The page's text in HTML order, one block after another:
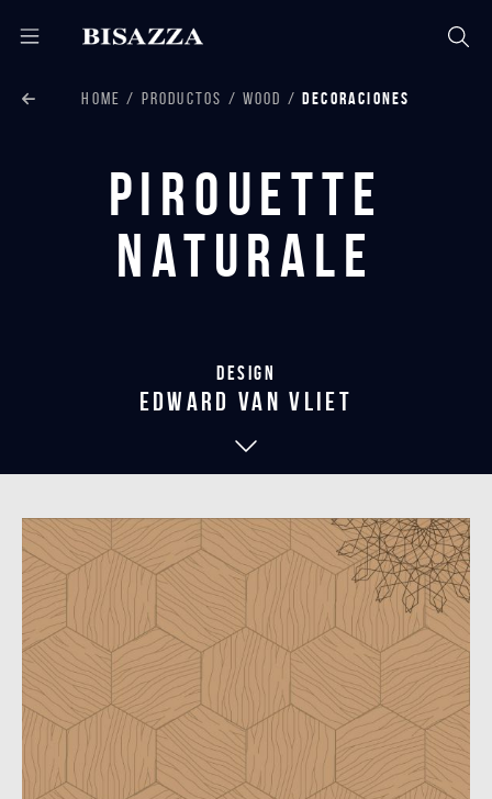
HOME PRODUCTOS WOOD DECORACIONES
Pirouette
Naturale
Design
edward van vliet